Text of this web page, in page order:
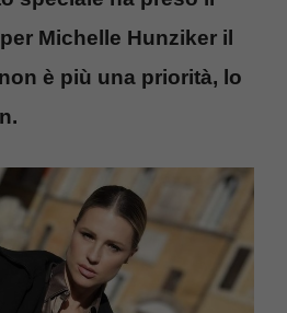
Michelle Hunziker il
è più una priorità, lo